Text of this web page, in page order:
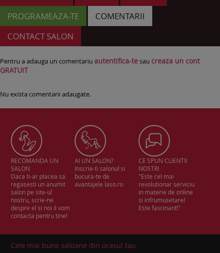
PROGRAMEAZA-TE
COMENTARII
CONTACT SALON
Pentru a adauga un comentariu autentifica-tesau creaza un cont
GRATUIT
Nu exista comentarii adaugate.
RECOMANDA UN
SALON
Daca ti-ar placea sa
regasesti un anumit
salon pe site-ul
nostru, scrie-ne
despre el si noi il vom
contacta pentru tine!
AI UN SALON?
Inscrie-ti salonul si
bucura-te de
avantajele laso.ro
CE SPUN CLIENTII
NOSTRI
"Este cel mai
revolutionar serviciu
in materie de online
si infrumusetare!
Este fascinant!"
Cele mai bune saloane din orasul tau